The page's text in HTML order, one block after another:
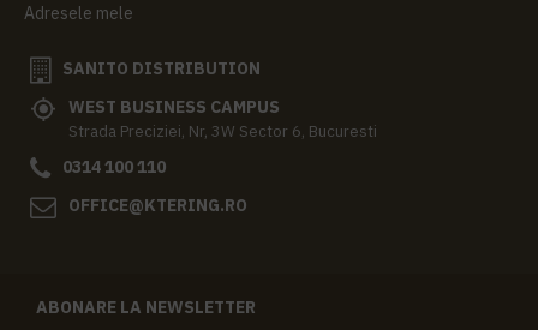
Adresele mele
SANITO DISTRIBUTION
WEST BUSINESS CAMPUS
Strada Preciziei, Nr, 3W Sector 6, Bucuresti
0314 100 110
OFFICE@KTERING.RO
ABONARE LA NEWSLETTER